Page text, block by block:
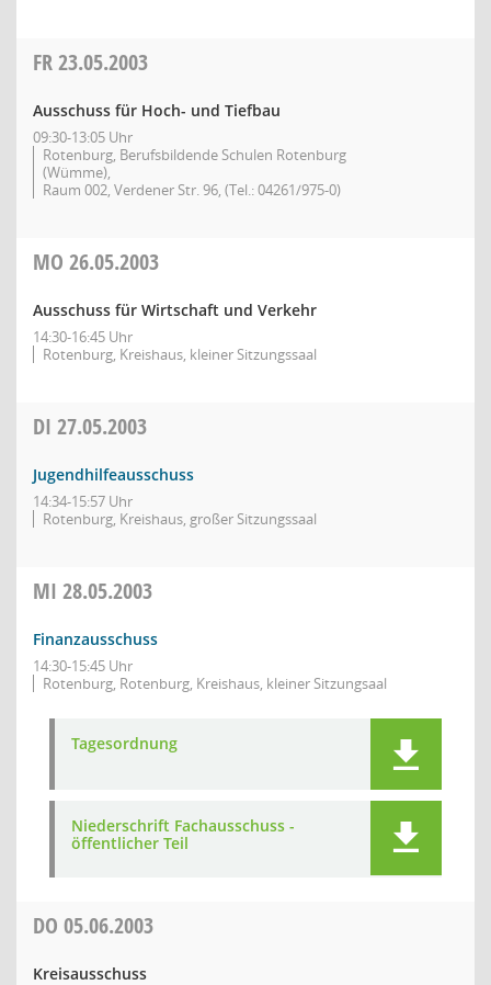
FR23.05.2003
Ausschuss für Hoch- und Tiefbau
09:30-13:05 Uhr
Rotenburg, Berufsbildende Schulen Rotenburg
(Wümme),
Raum 002, Verdener Str. 96, (Tel.: 04261/975-0)
MO 26.05.2003
Ausschuss für Wirtschaft und Verkehr
14:30-16:45 Uhr
Rotenburg, Kreishaus, kleiner Sitzungssaal
DI 27.05.2003
Jugendhilfeausschuss
14:34-15:57 Uhr
Rotenburg, Kreishaus, großer Sitzungssaal
MI 28.05.2003
Finanzausschuss
14:30-15:45 Uhr
Rotenburg, Rotenburg, Kreishaus, kleiner Sitzungsaal
Tagesordnung
Niederschrift Fachausschuss -
öffentlicher Teil
DO 05.06.2003
Kreisausschuss